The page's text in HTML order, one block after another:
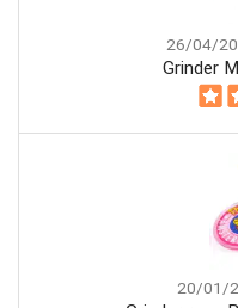
26/04/
Grinder
20/01/